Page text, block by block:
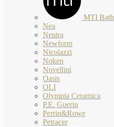
MTI Bath
Nea
Neutra
Newform
Nicolazzi
Noken
Novellini
Oasis
OLI
Olympia Ceramica
P.E. Guerin
Perrin&Rowe
Petracer